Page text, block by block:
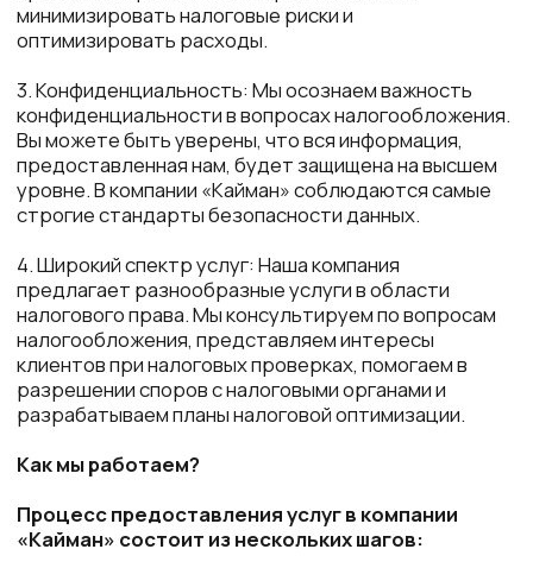
Как мы работаем?
Процесс предоставления услуг в компании
Первичная консультация: На этом этапе мы
знакомимся с вашей ситуацией и оцениваем
объем предстоящей работы. Консультация
позволяет выявить основные проблемы и
определить направление дальнейших действий.
Анализ и разработка стратегии: Основываясь на
полученной информации, наши адвокаты
разрабатывают стратегию, направленную на
защиту ваших интересов. Мы предлагаем
решения, которые соответствуют
действующему законодательству и вашим
бизнес-целям.
Реализация решений: После согласования плана
работ мы приступаем к его реализации. Наши
специалисты берут на себя всю юридическую
работу, обеспечивая поддержку на каждом
Поддержка и сопровождение: Мы продолжаем
завершения дела, предоставляя консультации
и сопровождение при необходимости.